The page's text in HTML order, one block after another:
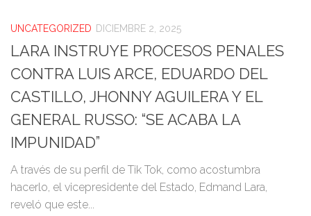
UNCATEGORIZED DICIEMBRE 2, 2025
LARA INSTRUYE PROCESOS PENALES
CONTRA LUIS ARCE, EDUARDO DEL
CASTILLO, JHONNY AGUILERA Y EL
GENERAL RUSSO: “SE ACABA LA
IMPUNIDAD”
A través de su perfil de Tik Tok, como acostumbra
hacerlo, el vicepresidente del Estado, Edmand Lara,
reveló que este...